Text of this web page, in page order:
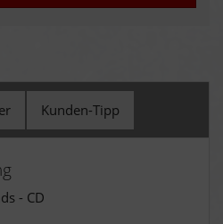
Kunden-Tipp
- CD